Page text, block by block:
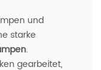
und
starke
.
gearbeitet,